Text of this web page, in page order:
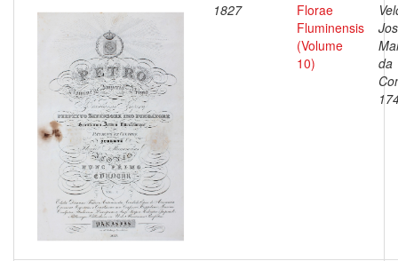
1827
Florae
Fluminensis
(Volume
10)
da